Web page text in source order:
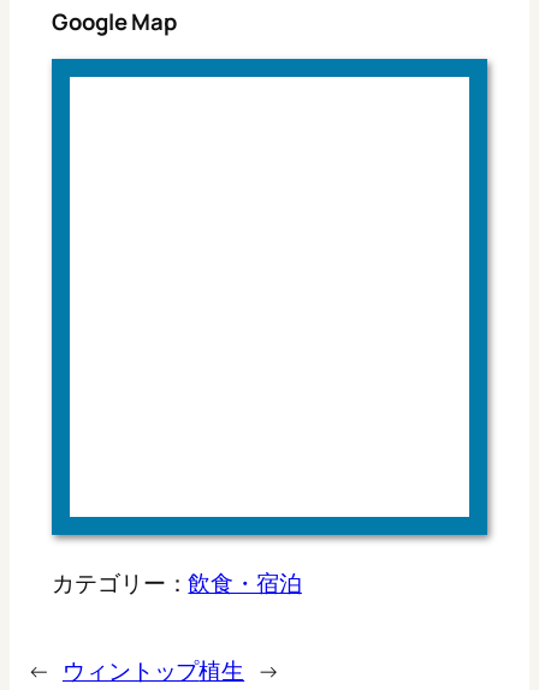
Google Map
カテゴリー：飲食・宿泊
← ウィントップ植生 →